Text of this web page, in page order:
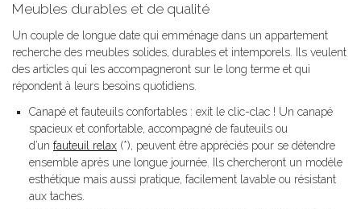
Meubles durables et de qualité
Un couple de longue date qui emménage dans un appartement
recherche des meubles solides, durables et intemporels. Ils veulent
des articles qui les accompagneront sur le long terme et qui
répondent à leurs besoins quotidiens.
Canapé et fauteuils confortables : exit le clic-clac ! Un canapé
spacieux et confortable, accompagné de fauteuils ou
d’un fauteuil relax (*), peuvent être appréciés pour se détendre
ensemble après une longue journée. Ils chercheront un modèle
esthétique mais aussi pratique, facilement lavable ou résistant
aux taches.